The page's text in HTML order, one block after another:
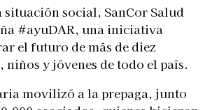
situación social, SanCor Salud
#ayuDAR, una iniciativa
el futuro de más de diez
y jóvenes de todo el país.
movilizó a la prepaga, junto